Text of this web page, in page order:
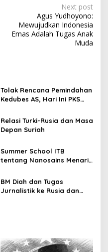
Next post
Agus Yudhoyono:
Mewujudkan Indonesia
Emas Adalah Tugas Anak
Muda
Tolak Rencana Pemindahan
Kedubes AS, Hari Ini PKS
Aqsha
Relasi Turki-Rusia dan Masa
Depan Suriah
Summer School ITB
tentang Nanosains Menarik
Eropa
BM Diah dan Tugas
Jurnalistik ke Rusia dan